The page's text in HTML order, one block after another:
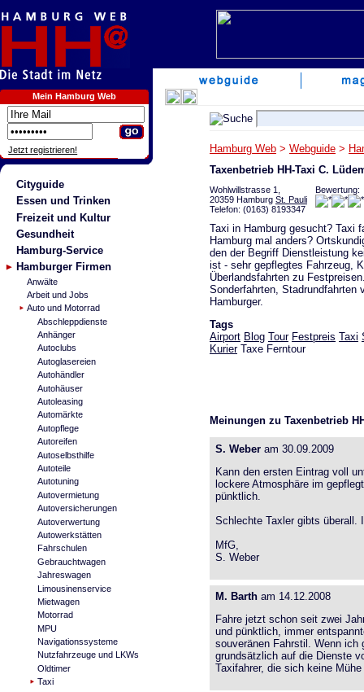
Mein Hamburg Web
Jetzt registrieren!
Cityguide
Essen und Trinken
Freizeit und Kultur
Gesundheit
Hamburg-Service
Hamburger Firmen
Anwälte
Arbeit und Jobs
Auto und Motorrad
Abschleppdienste
Anhänger
Autoclubs
Autoglasereien
Autohändler
Autohäuser
Autoleasing
Automärkte
Autopflege
Autoreifen
Autoselbsthilfe
Autoteile
Autotuning
Autovermietung
Autoversicherungen
Autoverwertung
Autowerkstätten
Fahrschulen
Gebrauchtwagen
Jahreswagen
Limousinenservice
Mietwagen
Motorrad
MPU
Navigationssysteme
Nutzfahrzeuge und LKWs
Oldtimer
Taxi
Hamburg Web > Webguide >
Taxenbetrieb HH-Taxi C.
Wohlwillstrasse 1,
20359 Hamburg St. Pauli
Telefon: (0163) 8193347
Bewertung:
Taxi in Hamburg gesucht? Taxi
Hamburg mal anders?
den der Begriff Dienstleistung
ist - sehr gepflegtes Fahrzeug,
Überlandsfahrten zu
Sonderfahrten, Stadrundfahrten
Hamburger.
Tags
Airport Blog Tour Festpreis Taxi
KurierTaxe Ferntour
Meinungen zu Taxenbetrieb
S. Weberam 30.09.2009
Kann den ersten Eintrag voll
lockere Atmosphäre im
pünktlich.
Schlechte Taxler gibts überall.
MfG,
S. Weber
M. Bartham 14.12.2008
Fahre jetzt schon seit zwei
und pünktlich, immer
souveränen Fahrstil. Wenn ich
grundsätzlich auf die Dienste
Taxifahrer, die sich keine